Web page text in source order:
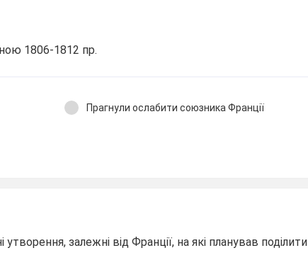
1806-1812 пр.
Прагнули ослабити союзника Франції
залежні від Франції, на які планував поділити